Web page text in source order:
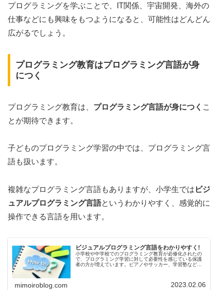
プログラミングを学ぶことで、IT関係、宇宙開発、海外の
仕事などにも興味をもつようになると、可能性はどんどん
広がるでしょう。
プログラミング教育はプログラミング言語が身
につく
プログラミング教育は、 プログラミング言語が身につく こ
とが期待できます。
子どものプログラミング学習の中では、プログラミング言
語も扱います。
複雑なプログラミング言語もありますが、小学生では ビジ
ュアルプログラミング言語というわかりやすく、感覚的に
操作できる言語を用います。
ビジュアルプログラミング言語をわかりやすく!
小学校や中学校でのプログラミング教育が必修化されたの
で、プログラミング学習に対して必要性を感じている保護
者の方が増えています。ピアノやサッカー、学習塾などの
mimoiroblog.com 2023.02.06